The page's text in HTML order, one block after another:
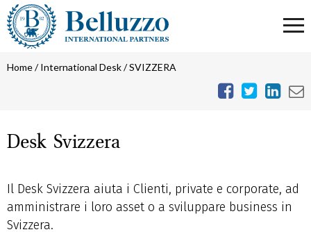
Home/International Desk/SVIZZERA
Desk Svizzera
Il Desk Svizzera aiuta i Clienti, private e corporate, ad
amministrare i loro asset o a sviluppare business in
Svizzera.